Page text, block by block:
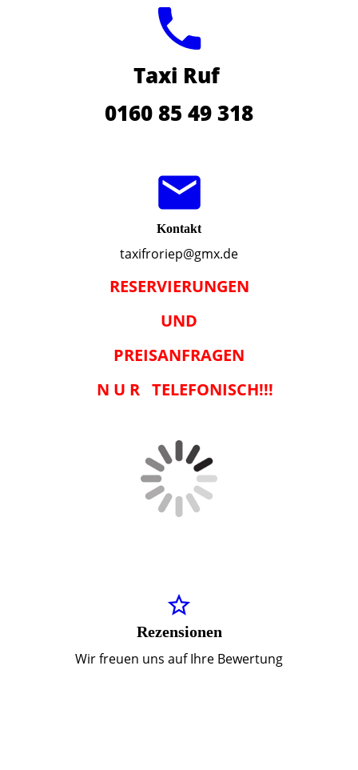
Taxi Ruf
0160 85 49 318
Kontakt
taxifroriep@gmx.de
RESERVIERUNGEN
UND
PREISANFRAGEN
N U R TELEFONISCH!!!
Rezensionen
Wir freuen uns auf Ihre Bewertung